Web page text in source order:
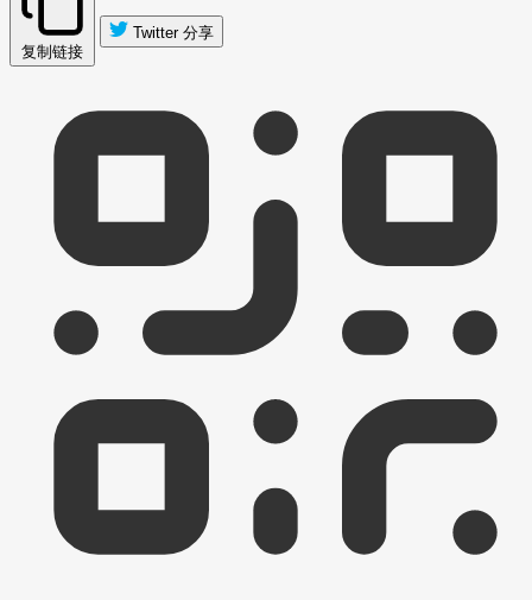
复制链接
Twitter 分享